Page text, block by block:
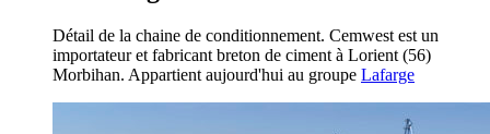
Détail de la chaine de conditionnement. Cemwest est un
importateur et fabricant breton de ciment à Lorient (56)
Morbihan. Appartient aujourd'hui au groupe Lafarge